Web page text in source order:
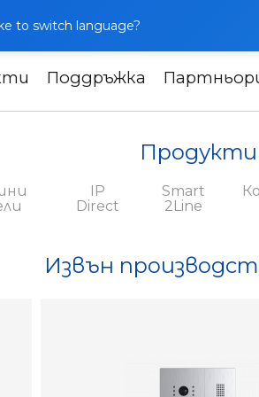
to switch language?
Поддръжка
Продукти
IP
Direct
Smart
2Line
Извън